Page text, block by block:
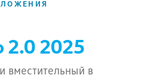
2.0 2025
вместительный в